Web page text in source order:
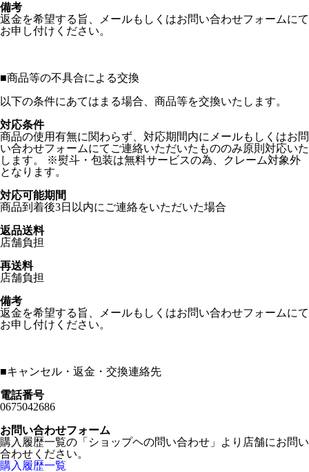
備考
返金を希望する旨、メールもしくはお問い合わせフォームにて
お申し付けください。
■商品等の不具合による交換
以下の条件にあてはまる場合、商品等を交換いたします。
対応条件
商品の使用有無に関わらず、対応期間内にメールもしくはお問
い合わせフォームにてご連絡いただいたもののみ原則対応いた
します。 ※熨斗・包装は無料サービスの為、クレーム対象外
となります。
対応可能期間
商品到着後3日以内にご連絡をいただいた場合
返品送料
店舗負担
再送料
店舗負担
備考
返金を希望する旨、メールもしくはお問い合わせフォームにて
お申し付けください。
■キャンセル・返金・交換連絡先
電話番号
0675042686
お問い合わせフォーム
購入履歴一覧の「ショップヘの問い合わせ」より店舗にお問い
合わせください。
購入履歴一覧